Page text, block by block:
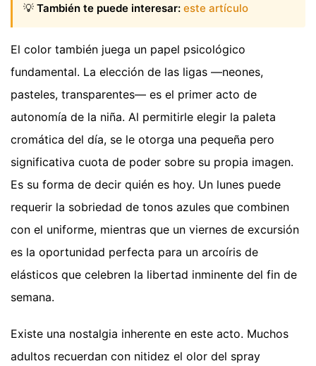
💡 También te puede interesar: este artículo
El color también juega un papel psicológico
fundamental. La elección de las ligas —neones,
pasteles, transparentes— es el primer acto de
autonomía de la niña. Al permitirle elegir la paleta
cromática del día, se le otorga una pequeña pero
significativa cuota de poder sobre su propia imagen.
Es su forma de decir quién es hoy. Un lunes puede
requerir la sobriedad de tonos azules que combinen
con el uniforme, mientras que un viernes de excursión
es la oportunidad perfecta para un arcoíris de
elásticos que celebren la libertad inminente del fin de
semana.
Existe una nostalgia inherente en este acto. Muchos
adultos recuerdan con nitidez el olor del spray